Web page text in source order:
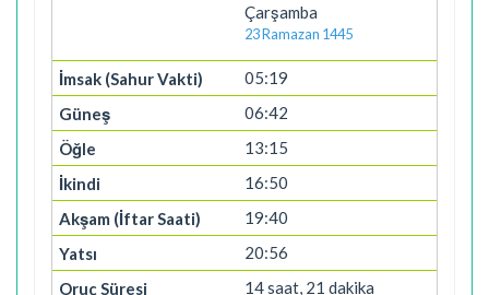
Çarşamba
23 Ramazan 1445
05:19
06:42
13:15
16:50
19:40
20:56
14 saat, 21 dakika